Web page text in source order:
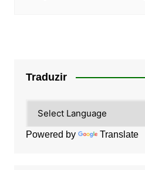
Traduzir
Powered by Translate